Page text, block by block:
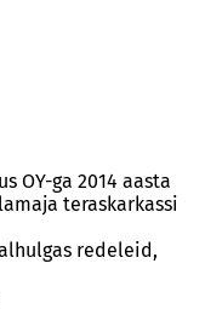
OY-ga 2014 aasta
teraskarkassi
redeleid,